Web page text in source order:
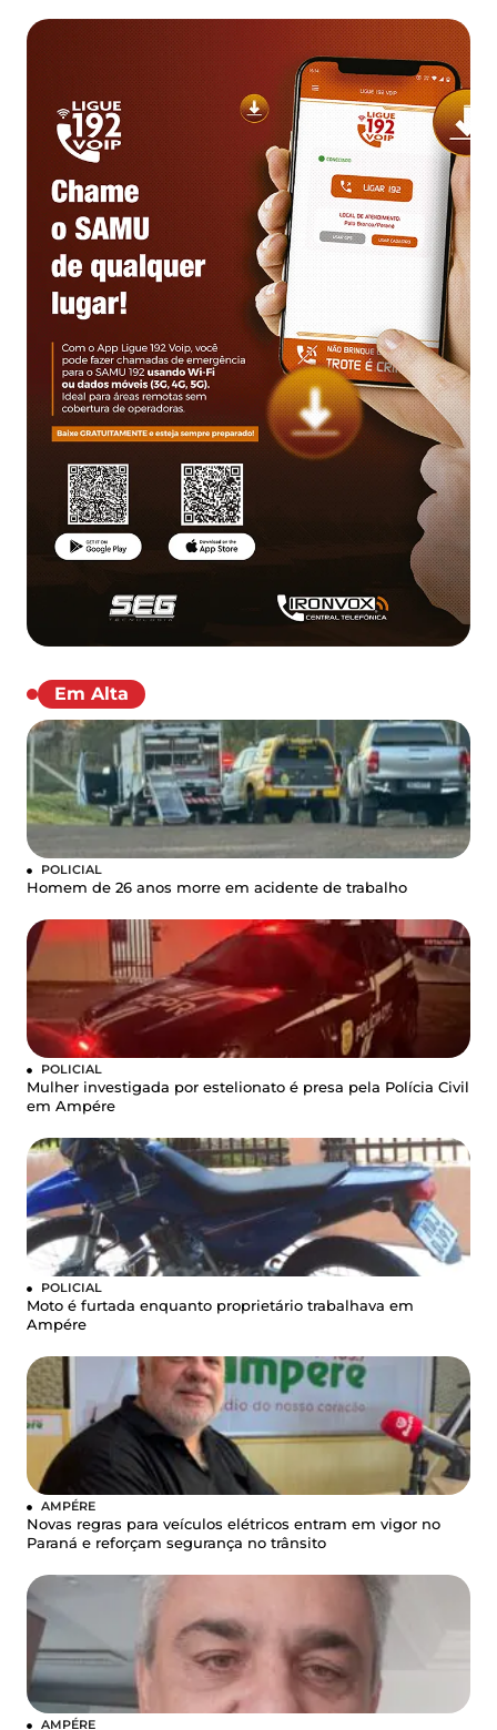
Em Alta
POLICIAL
Homem de 26 anos morre em acidente de trabalho
POLICIAL
Mulher investigada por estelionato é presa pela Polícia Civil
em Ampére
POLICIAL
Moto é furtada enquanto proprietário trabalhava em
Ampére
AMPÉRE
Novas regras para veículos elétricos entram em vigor no
Paraná e reforçam segurança no trânsito
AMPÉRE